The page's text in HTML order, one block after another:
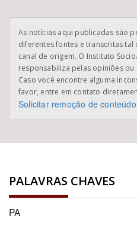
As notícias aqui publicadas são
diferentes fontes e transcritas tal
canal de origem. O Instituto
responsabiliza pelas opiniões
Caso você encontre alguma
favor, entre em contato
Solicitar remoção de conteúdo
PALAVRAS CHAVES
PA